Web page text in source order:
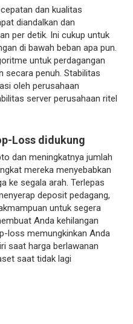
dan kualitas
diandalkan dan
per detik. Ini cukup untuk
di bawah beban apa pun.
untuk perdagangan
secara penuh. Stabilitas
oleh perusahaan
server perusahaan ritel
Loss didukung
dan meningkatnya jumlah
mereka menyebabkan
ke segala arah. Terlepas
deposit pedagang,
untuk segera
Anda kehilangan
loss memungkinkan Anda
saat harga berlawanan
saat tidak lagi